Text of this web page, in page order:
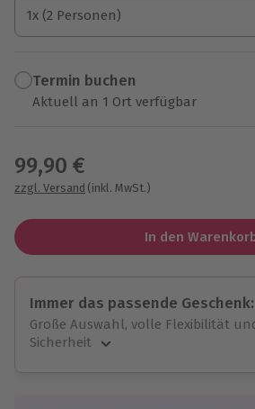
1x (2 Personen)
1x (2 Personen)
Termin buchen
Aktuell an 1 Ort verfügbar
99,90 €
zzgl. Versand (inkl. MwSt.)
In den
Immer das passende Geschenk:
Große Auswahl, volle Flexibilität
Sicherheit